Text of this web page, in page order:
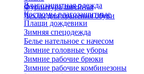
Фурнитура швейная
Чехлы для хранения обуви
Влагозащитная одежда
Костюмы влагозащитные
Плащи дождевики
Зимняя спецодежда
Белье нательное с начесом
Зимние головные уборы
Зимние рабочие брюки
Зимние рабочие комбинезоны